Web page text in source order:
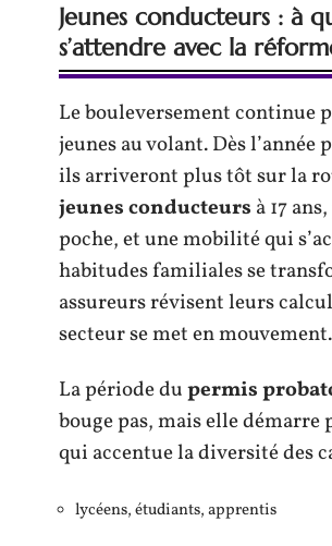
Jeunes conducteurs : à
s’attendre avec la
Le bouleversement continue
jeunes au volant. Dès l’année
ils arriveront plus tôt sur la
jeunes conducteurs à 17
poche, et une mobilité qui
habitudes familiales se
assureurs révisent leurs
secteur se met en mouvement.
La période dupermis
bouge pas, mais elle démarre
qui accentue la diversité des
lycéens, étudiants, apprentis